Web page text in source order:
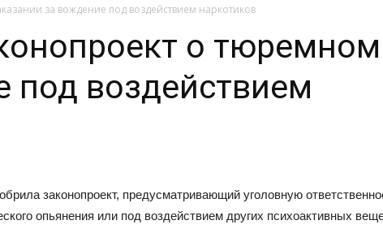
за вождение под воздействием наркотиков
о тюремном
под воздействием
законопроект, предусматривающий уголовную
опьянения или под воздействием других психоактивных